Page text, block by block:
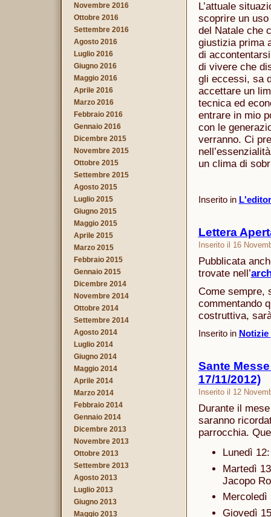
L’attuale
scoprire un
del Natale che
giustizia prima
di
di vivere che
gli eccessi, sa
accettare un
tecnica ed
entrare in mio
con le
verranno. Ci
un clima di
Inserito in
Lettera
Inserito il 16
Pubblicata
trovate nell’
Come sempre,
commentando
costruttiva,
Inserito in
Sante
17/11/2012)
Inserito il 12
Durante il
saranno
parrocchia.
Lunedì
Martedì
Jacopo
Mercoledì
Giovedì
Novembre 2016
Ottobre 2016
Settembre 2016
Agosto 2016
Luglio 2016
Giugno 2016
Maggio 2016
Aprile 2016
Marzo 2016
Febbraio 2016
Gennaio 2016
Dicembre 2015
Novembre 2015
Ottobre 2015
Settembre 2015
Agosto 2015
Luglio 2015
Giugno 2015
Maggio 2015
Aprile 2015
Marzo 2015
Febbraio 2015
Gennaio 2015
Dicembre 2014
Novembre 2014
Ottobre 2014
Settembre 2014
Agosto 2014
Luglio 2014
Giugno 2014
Maggio 2014
Aprile 2014
Marzo 2014
Febbraio 2014
Gennaio 2014
Dicembre 2013
Novembre 2013
Ottobre 2013
Settembre 2013
Agosto 2013
Luglio 2013
Giugno 2013
Maggio 2013